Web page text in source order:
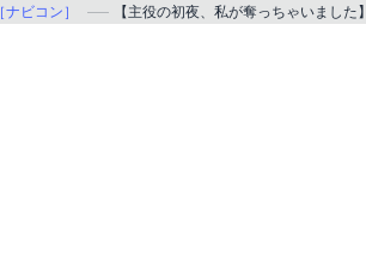
ビコン］ 【主役の初夜、私が奪っちゃいまし